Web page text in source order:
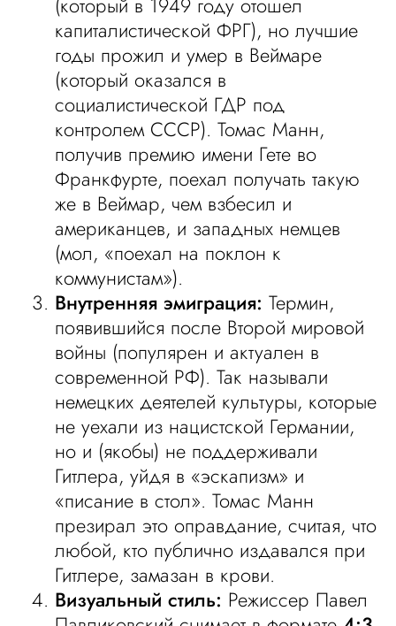
капиталистической ФРГ), но лучшие
годы прожил и умер в Веймаре
(который оказался в
социалистической ГДР под
контролем СССР). Томас Манн,
получив премию имени Гете во
Франкфурте, поехал получать такую
же в Веймар, чем взбесил и
американцев, и западных немцев
(мол, «поехал на поклон к
коммунистам»).
Внутренняя эмиграция:Термин,
появившийся после Второй мировой
войны (популярен и актуален в
современной РФ). Так называли
немецких деятелей культуры, которые
не уехали из нацистской Германии,
но и (якобы) не поддерживали
Гитлера, уйдя в «эскапизм» и
«писание в стол». Томас Манн
презирал это оправдание, считая, что
любой, кто публично издавался при
Гитлере, замазан в крови.
Визуальный стиль: Режиссер Павел